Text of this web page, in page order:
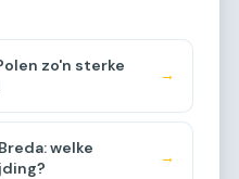
zo'n sterke
→
welke
→